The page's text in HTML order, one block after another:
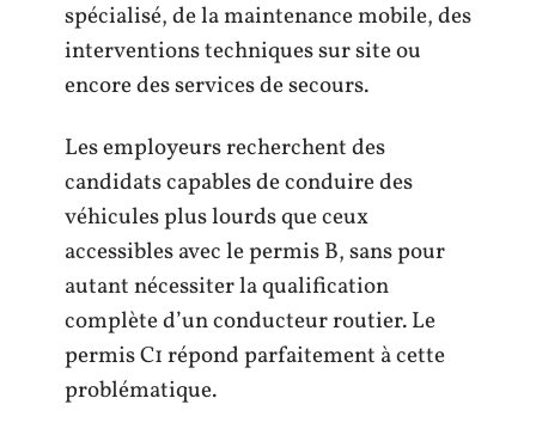
spécialisé, de la maintenance mobile, des
interventions techniques sur site ou
encore des services de secours.
Les employeurs recherchent des
candidats capables de conduire des
véhicules plus lourds que ceux
accessibles avec le permis B, sans pour
autant nécessiter la qualification
complète d’un conducteur routier. Le
permis C1 répond parfaitement à cette
problématique.